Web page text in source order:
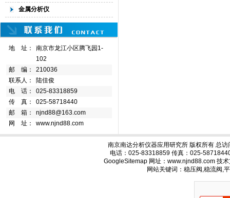
金属分析仪
地 址：
南京市龙江小区腾飞园1-
102
邮 编：
210036
联系人：
陆佳俊
电 话：
025-83318859
传 真：
025-58718440
邮 箱：
njnd88@163.com
网 址：
www.njnd88.com
南京南达分析仪器应用研究所 版权所有 总访
电话：025-83318859 传真：025-
GoogleSitemap 网址：www.njnd88.com 技
网站关键词：稳压阀,稳流阀,